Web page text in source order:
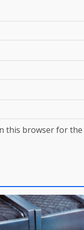
this browser for